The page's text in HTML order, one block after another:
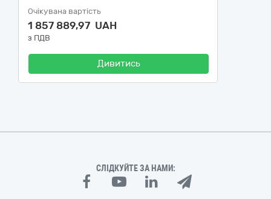
Очікувана вартість
1 857 889,97 UAH
з ПДВ
Дивитись
СЛІДКУЙТЕ ЗА НАМИ: